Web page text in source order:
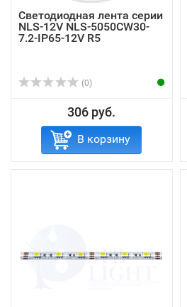
Светодиодная лента серии
NLS-12V NLS-5050СW30-
7.2-IP65-12V R5
(0)
306 руб.
В корзину